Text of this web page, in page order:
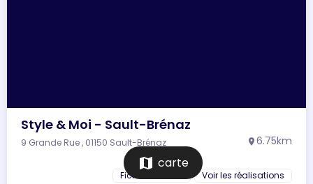
Style & Moi - Sault-Brénaz
9 Grande Rue , 01150 Sault-Brénaz location_on 6.75km
Fiche du salon Voir les réalisations
map carte